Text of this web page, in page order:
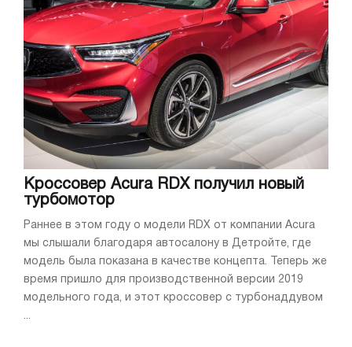
Кроссовер Acura RDX получил новый
турбомотор
Раннее в этом году о модели RDX от компании Acura
мы слышали благодаря автосалону в Детройте, где
модель была показана в качестве концепта. Теперь же
время пришло для производственной версии 2019
модельного года, и этот кроссовер с турбонаддувом
...